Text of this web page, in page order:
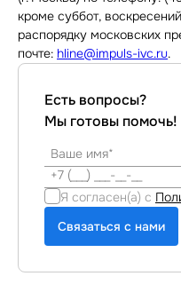
кроме суббот,
распорядку московских
почте: hline@impuls-ivc.ru.
Есть вопросы?
Мы готовы помочь!
Я согласен(а) с
Связаться с нами